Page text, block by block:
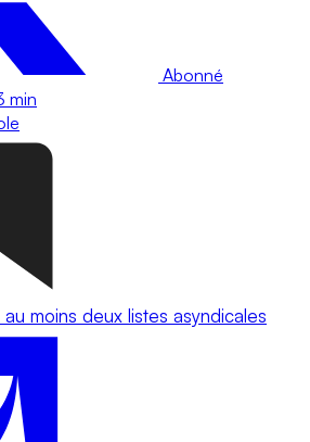
Abonné
min
moins deux listes asyndicales